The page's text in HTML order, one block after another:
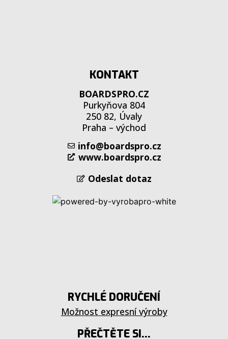
KONTAKT
BOARDSPRO.CZ
Purkyňova 804
250 82, Úvaly
Praha – východ
info@boardspro.cz
www.boardspro.cz
Odeslat dotaz
RYCHLÉ DORUČENÍ
Možnost expresní výroby
PŘEČTĚTE SI...